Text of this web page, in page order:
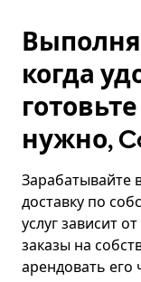
когда
нужно,
Зарабатывайте
доставку по
услуг зависит
заказы на
арендовать его